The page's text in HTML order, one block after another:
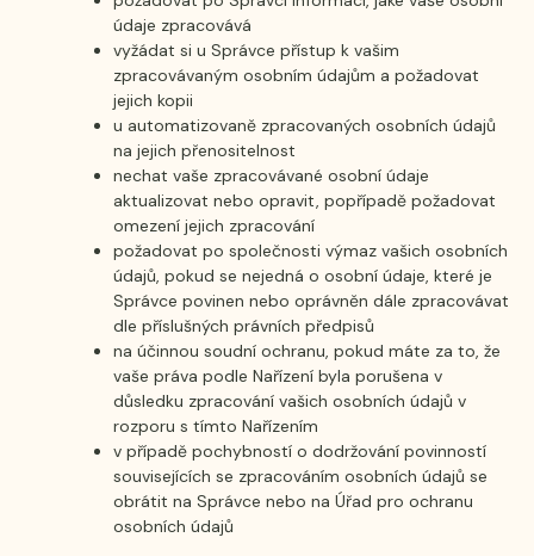
údaje zpracovává
vyžádat si u Správce přístup k vašim
zpracovávaným osobním údajům a požadovat
jejich kopii
u automatizovaně zpracovaných osobních údajů
na jejich přenositelnost
nechat vaše zpracovávané osobní údaje
aktualizovat nebo opravit, popřípadě požadovat
omezení jejich zpracování
požadovat po společnosti výmaz vašich osobních
údajů, pokud se nejedná o osobní údaje, které je
Správce povinen nebo oprávněn dále zpracovávat
dle příslušných právních předpisů
na účinnou soudní ochranu, pokud máte za to, že
vaše práva podle Nařízení byla porušena v
důsledku zpracování vašich osobních údajů v
rozporu s tímto Nařízením
v případě pochybností o dodržování povinností
souvisejících se zpracováním osobních údajů se
obrátit na Správce nebo na Úřad pro ochranu
osobních údajů